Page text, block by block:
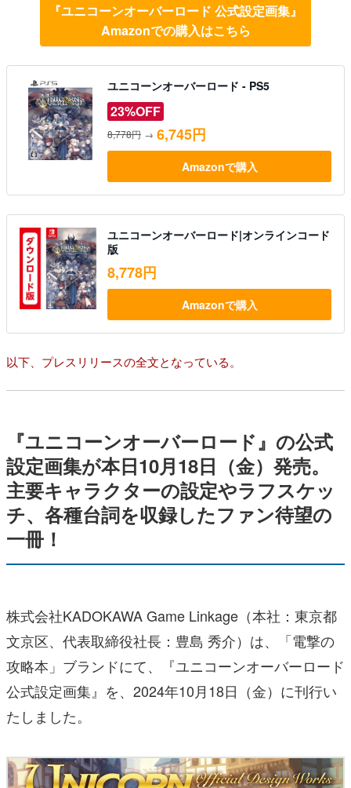
『ユニコーンオーバーロード 公式設定画集』
Amazonでの購入はこちら
ユニコーンオーバーロード - PS5
23%OFF
8,778円 → 6,745円
Amazonで購入
ユニコーンオーバーロード|オンラインコード
版
8,778円
Amazonで購入
以下、プレスリリースの全文となっている。
『ユニコーンオーバーロード』の公式
設定画集が本日10月18日（金）発売。
主要キャラクターの設定やラフスケッ
チ、各種台詞を収録したファン待望の
一冊！
株式会社KADOKAWA Game Linkage（本社：東京都
文京区、代表取締役社長：豊島 秀介）は、「電撃の
攻略本」ブランドにて、『ユニコーンオーバーロード
公式設定画集』を、2024年10月18日（金）に刊行い
たしました。